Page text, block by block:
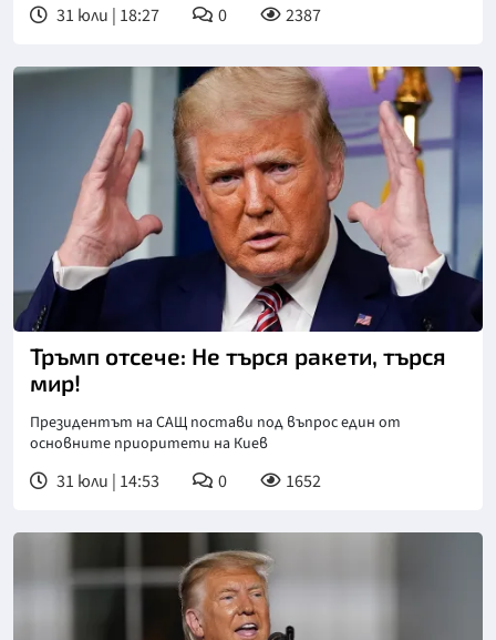
31 юли | 18:27 0 2387
Тръмп отсече: Не търся ракети, търся
мир!
Президентът на САЩ постави под въпрос един от
основните приоритети на Киев
31 юли | 14:53 0 1652